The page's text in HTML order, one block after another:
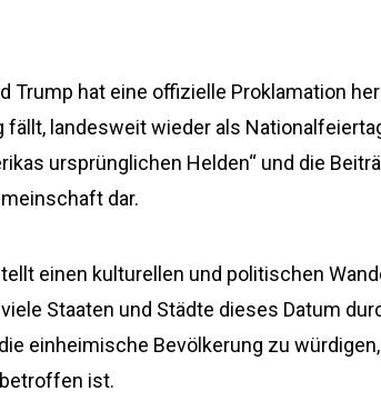
Trump hat eine offizielle Proklamation
fällt, landesweit wieder als
ursprünglichen Helden“ und die
dar.
einen kulturellen und politischen
Staaten und Städte dieses Datum
einheimische Bevölkerung zu
ist.